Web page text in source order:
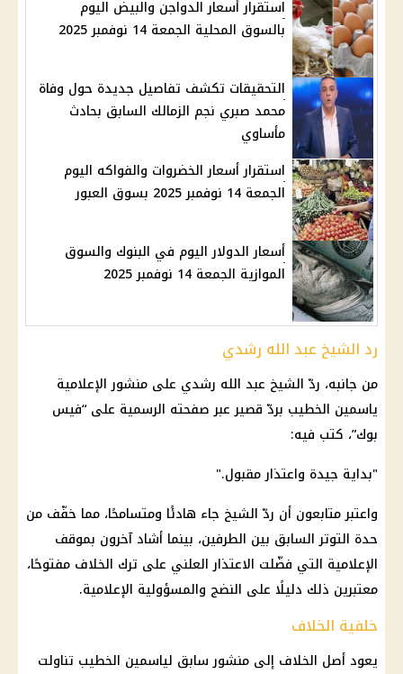
استقرار أسعار الدواجن والبيض اليوم
بالسوق المحلية الجمعة 14 نوفمبر 2025
التحقيقات تكشف تفاصيل جديدة حول وفاة
محمد صبري نجم الزمالك السابق بحادث
مأساوي
استقرار أسعار الخضروات والفواكه اليوم
الجمعة 14 نوفمبر 2025 بسوق العبور
أسعار الدولار اليوم في البنوك والسوق
الموازية الجمعة 14 نوفمبر 2025
رد الشيخ عبد الله رشدي
من جانبه، ردّ الشيخ عبد الله رشدي على منشور الإعلامية
ياسمين الخطيب بردّ قصير عبر صفحته الرسمية على “فيس
بوك”، كتب فيه:
"بداية جيدة واعتذار مقبول."
واعتبر متابعون أن ردّ الشيخ جاء هادئًا ومتسامحًا، مما خفّف من
حدة التوتر السابق بين الطرفين، بينما أشاد آخرون بموقف
الإعلامية التي فضّلت الاعتذار العلني على ترك الخلاف مفتوحًا،
معتبرين ذلك دليلًا على النضج والمسؤولية الإعلامية.
خلفية الخلاف
يعود أصل الخلاف إلى منشور سابق لياسمين الخطيب تناولت